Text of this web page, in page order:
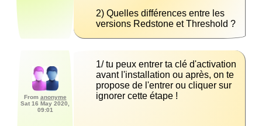
2) Quelles différences entre les
versions Redstone et Threshold ?
From anonyme
Sat 16 May 2020,
09:01
1/ tu peux entrer ta clé d'activation
avant l'installation ou après, on te
propose de l'entrer ou cliquer sur